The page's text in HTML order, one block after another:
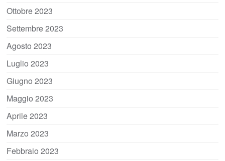
Ottobre 2023
Settembre 2023
Agosto 2023
Luglio 2023
Giugno 2023
Maggio 2023
Aprile 2023
Marzo 2023
Febbraio 2023